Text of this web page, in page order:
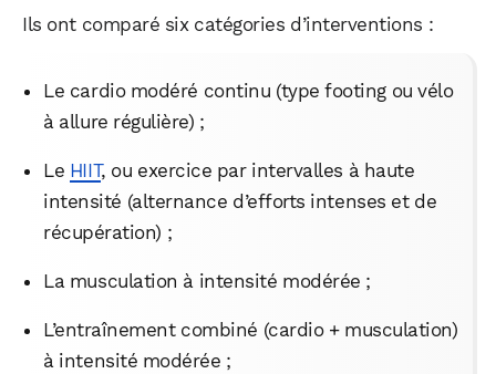
Ils ont comparé six catégories d’interventions :
Le cardio modéré continu (type footing ou vélo
à allure régulière) ;
Le HIIT, ou exercice par intervalles à haute
intensité (alternance d’efforts intenses et de
récupération) ;
La musculation à intensité modérée ;
L’entraînement combiné (cardio + musculation)
à intensité modérée ;